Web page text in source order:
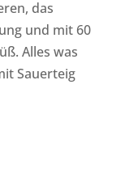
das
und mit 60
Alles was
Sauerteig